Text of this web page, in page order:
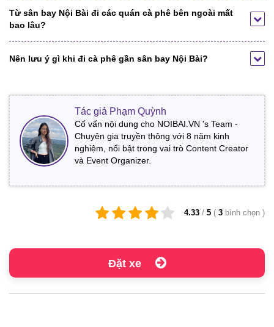
Từ sân bay Nội Bài đi các quán cà phê bên ngoài mất
bao lâu?
Nên lưu ý gì khi đi cà phê gần sân bay Nội Bài?
Tác giả Phạm Quỳnh
Cố vấn nội dung cho NOIBAI.VN 's Team -
Chuyên gia truyền thông với 8 năm kinh
nghiệm, nổi bật trong vai trò Content Creator
và Event Organizer.
4.33 / 5 ( 3 bình chọn )
Đặt xe